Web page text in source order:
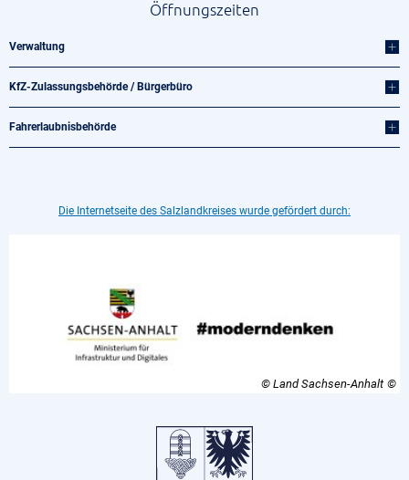
Öffnungszeiten
Verwaltung
KfZ-Zulassungsbehörde / Bürgerbüro
Fahrerlaubnisbehörde
Die Internetseite des Salzlandkreises wurde gefördert durch:
© Land Sachsen-Anhalt